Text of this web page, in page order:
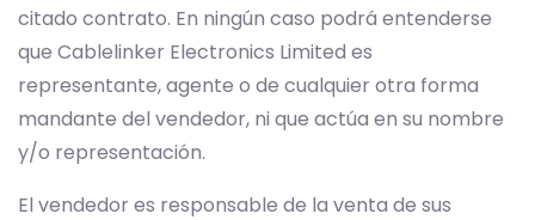
citado contrato. En ningún caso podrá entenderse
que Cablelinker Electronics Limited es
representante, agente o de cualquier otra forma
mandante del vendedor, ni que actúa en su nombre
y/o representación.
El vendedor es responsable de la venta de sus